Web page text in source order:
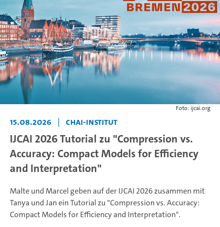
Foto: ijcai.org
15.08.2026 CHAI-Institut
IJCAI 2026 Tutorial zu "Compression vs.
Accuracy: Compact Models for Efficiency
and Interpretation"
Malte und Marcel geben auf der IJCAI 2026 zusammen mit
Tanya und Jan ein Tutorial zu "Compression vs. Accuracy:
Compact Models for Efficiency and Interpretation".